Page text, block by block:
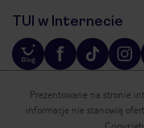
TUI w Internecie
Prezentowane na stronie
informacje nie stanowią